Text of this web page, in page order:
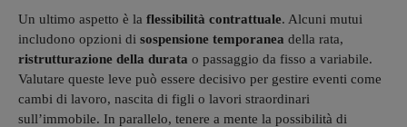
Un ultimo aspetto è la flessibilità contrattuale. Alcuni mutui
includono opzioni di sospensione temporanea della rata,
ristrutturazione della durata o passaggio da fisso a variabile.
Valutare queste leve può essere decisivo per gestire eventi come
cambi di lavoro, nascita di figli o lavori straordinari
sull’immobile. In parallelo, tenere a mente la possibilità di